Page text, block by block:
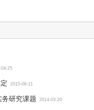
04-25
2015-06-11
研究课题 2014-03-20